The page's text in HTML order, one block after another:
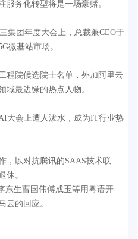
服务化转型将是一场豪赌。
集团年度大会上，总裁兼CEO于
微基站市场。
程院候选院士名单，外加阿里云
域最边缘的热点人物。
大会上遭人泼水，成为IT行业热
，以对抗腾讯的SAAS技术联
休。
东生曹国伟傅成玉等用粤语开
云的回应。